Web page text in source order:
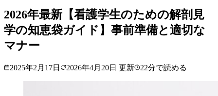
2026年最新【看護学生のための解剖見
学の知恵袋ガイド】事前準備と適切な
マナー
2025年2月17日 2026年4月20日 更新 22分で読める